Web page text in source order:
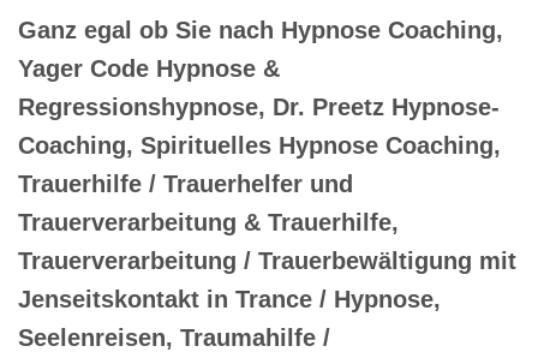
Ganz egal ob Sie nach Hypnose Coaching,
Yager Code Hypnose &
Regressionshypnose, Dr. Preetz Hypnose-
Coaching, Spirituelles Hypnose Coaching,
Trauerhilfe / Trauerhelfer und
Trauerverarbeitung & Trauerhilfe,
Trauerverarbeitung / Trauerbewältigung mit
Jenseitskontakt in Trance / Hypnose,
Seelenreisen, Traumahilfe /